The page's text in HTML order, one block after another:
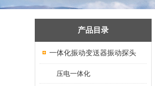
产品目录
一体化振动变送器振动探头
压电一体化